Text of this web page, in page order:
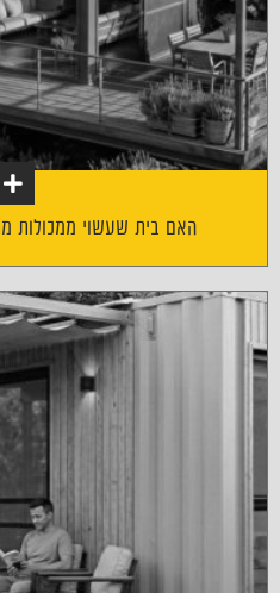
האם בית שעשוי ממכולות